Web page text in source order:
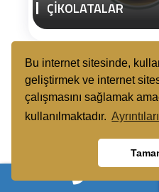
Bu internet sitesinde,
geliştirmek ve internet
çalışmasını sağlamak
kullanılmaktadır.
ÇİKOLATALAR